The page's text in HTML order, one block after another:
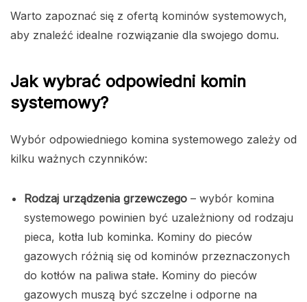
Warto zapoznać się z ofertą kominów systemowych,
aby znaleźć idealne rozwiązanie dla swojego domu.
Jak wybrać odpowiedni komin
systemowy?
Wybór odpowiedniego komina systemowego zależy od
kilku ważnych czynników:
Rodzaj urządzenia grzewczego – wybór komina
systemowego powinien być uzależniony od rodzaju
pieca, kotła lub kominka. Kominy do pieców
gazowych różnią się od kominów przeznaczonych
do kotłów na paliwa stałe. Kominy do pieców
gazowych muszą być szczelne i odporne na